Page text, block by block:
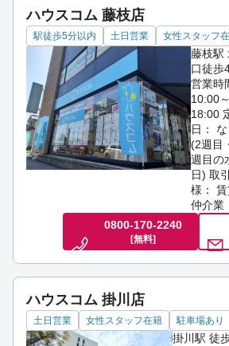
ハウスコム 藤枝店
駅徒歩5分以内 土日営業 女性スタッフ
藤枝駅
口徒歩
営業時
10:00～
18:00
日： な
(2週目
週目の
日)取
様：
仲介業
0800-170-2240
[無料]
ハウスコム 掛川店
土日営業 女性スタッフ在籍 駐車場あり
掛川駅 徒